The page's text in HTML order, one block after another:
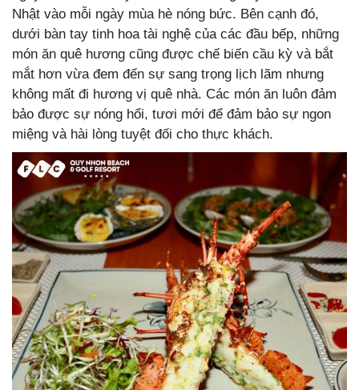
Nhật vào mỗi ngày mùa hè nóng bức. Bên cạnh đó,
dưới bàn tay tinh hoa tài nghệ của các đầu bếp, những
món ăn quê hương cũng được chế biến cầu kỳ và bắt
mắt hơn vừa đem đến sự sang trọng lịch lãm nhưng
không mất đi hương vị quê nhà. Các món ăn luôn đảm
bảo được sự nóng hổi, tươi mới để đảm bảo sự ngon
miệng và hài lòng tuyệt đối cho thực khách.